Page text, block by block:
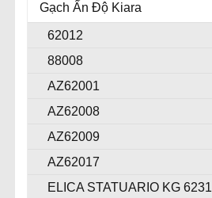
Gạch Ấn Độ Kiara
62012
88008
AZ62001
AZ62008
AZ62009
AZ62017
ELICA STATUARIO KG 6231